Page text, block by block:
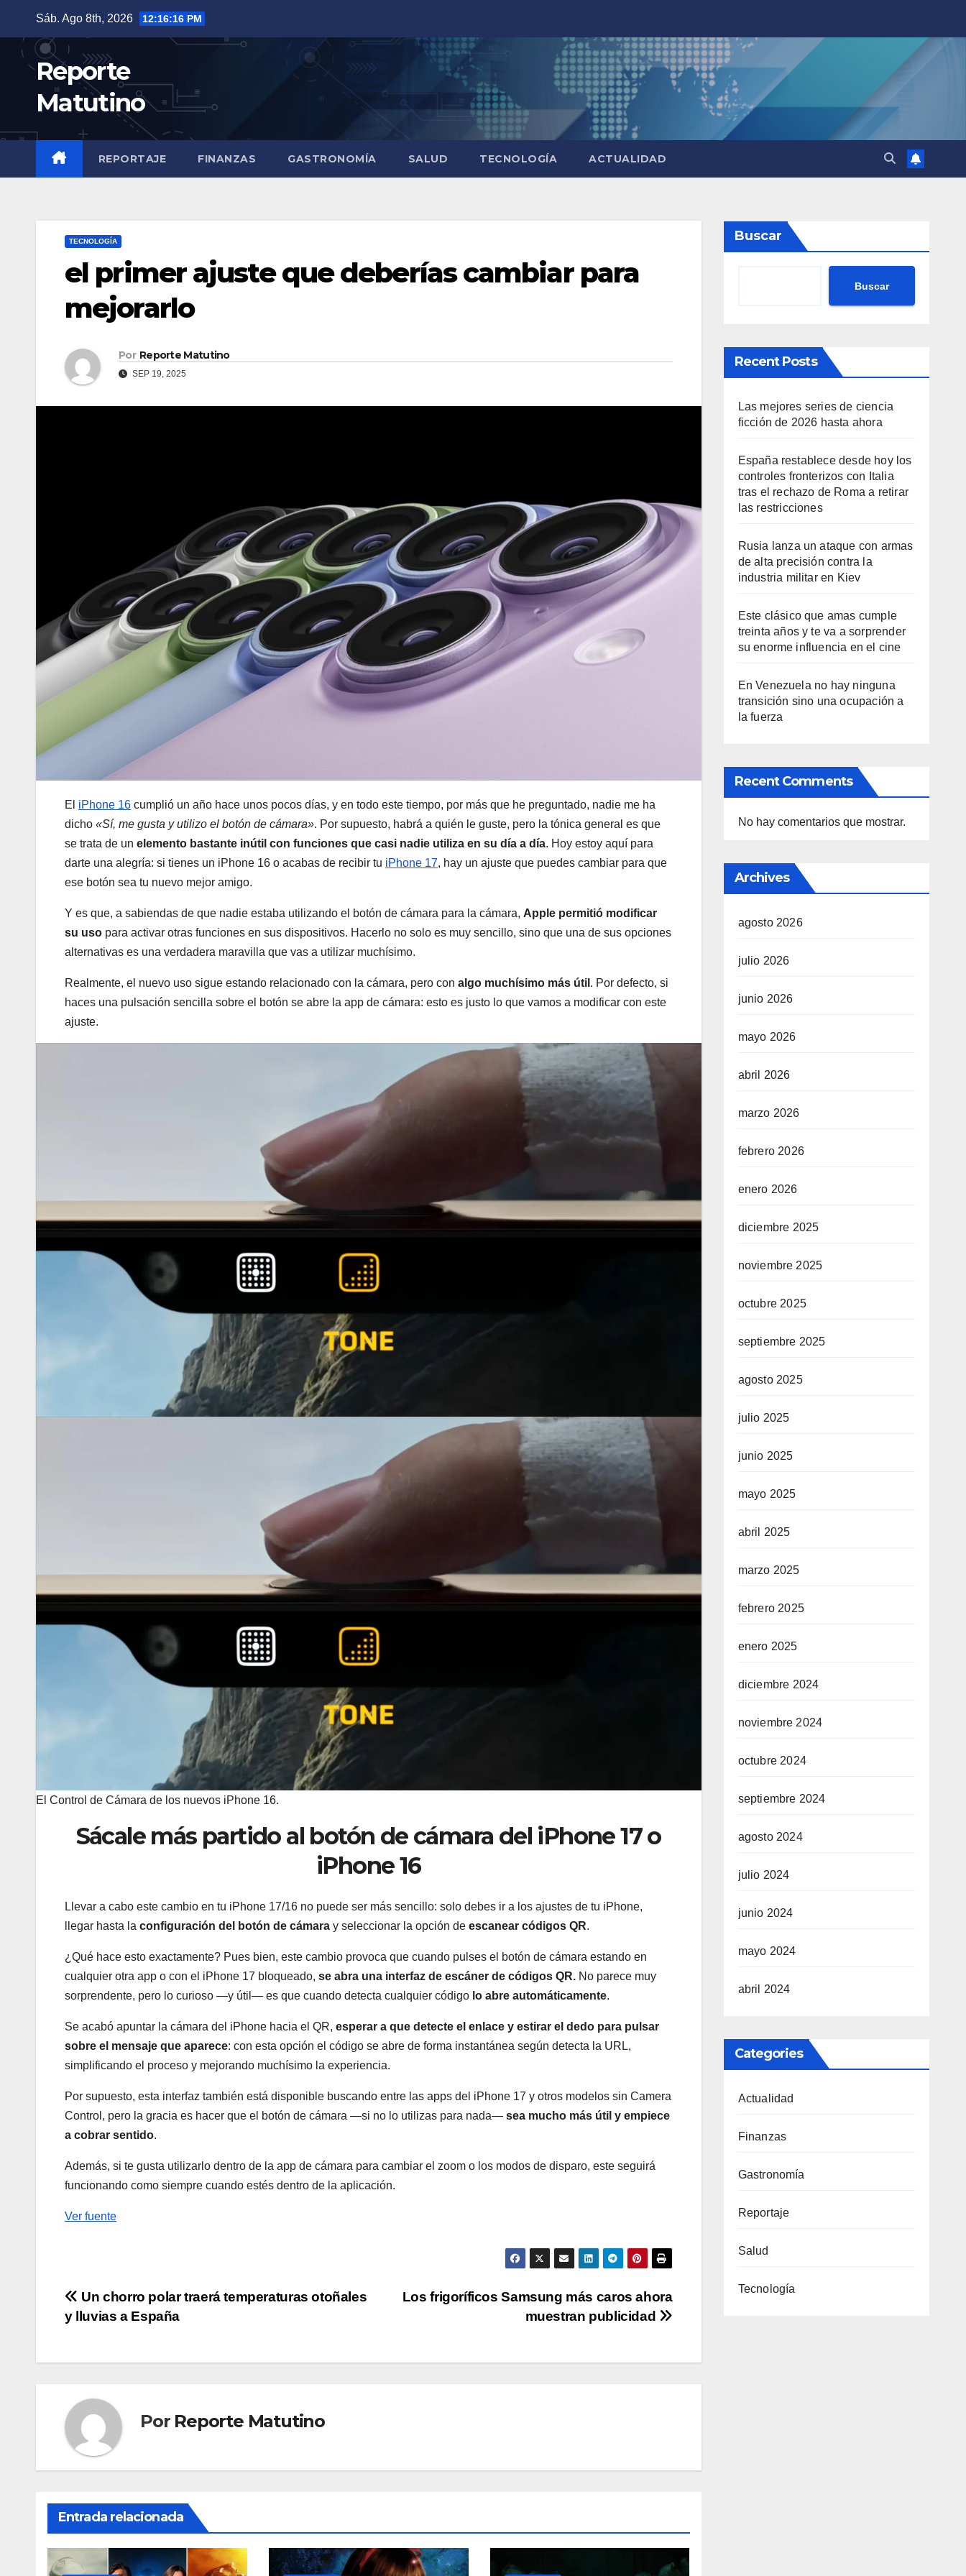
contenido
Sáb. Ago 8th, 2026 12:16:17 PM
Reporte
Matutino
REPORTAJE FINANZAS GASTRONOMÍA SALUD TECNOLOGÍA ACTUALIDAD
TECNOLOGÍA
el primer ajuste que deberías cambiar para
mejorarlo
Por Reporte Matutino
SEP 19, 2025
El iPhone 16 cumplió un año hace unos pocos días, y en todo este tiempo, por más que he preguntado, nadie me ha
dicho «Sí, me gusta y utilizo el botón de cámara». Por supuesto, habrá a quién le guste, pero la tónica general es que
se trata de un elemento bastante inútil con funciones que casi nadie utiliza en su día a día. Hoy estoy aquí para
darte una alegría: si tienes un iPhone 16 o acabas de recibir tu iPhone 17, hay un ajuste que puedes cambiar para que
ese botón sea tu nuevo mejor amigo.
Y es que, a sabiendas de que nadie estaba utilizando el botón de cámara para la cámara, Apple permitió modificar
su uso para activar otras funciones en sus dispositivos. Hacerlo no solo es muy sencillo, sino que una de sus opciones
alternativas es una verdadera maravilla que vas a utilizar muchísimo.
Realmente, el nuevo uso sigue estando relacionado con la cámara, pero con algo muchísimo más útil . Por defecto, si
haces una pulsación sencilla sobre el botón se abre la app de cámara: esto es justo lo que vamos a modificar con este
ajuste.
El Control de Cámara de los nuevos iPhone 16.
Sácale más partido al botón de cámara del iPhone 17 o
iPhone 16
Llevar a cabo este cambio en tu iPhone 17/16 no puede ser más sencillo: solo debes ir a los ajustes de tu iPhone,
llegar hasta la configuración del botón de cámara y seleccionar la opción de escanear códigos QR.
¿Qué hace esto exactamente? Pues bien, este cambio provoca que cuando pulses el botón de cámara estando en
cualquier otra app o con el iPhone 17 bloqueado, se abra una interfaz de escáner de códigos QR. No parece muy
sorprendente, pero lo curioso —y útil— es que cuando detecta cualquier código lo abre automáticamente.
Se acabó apuntar la cámara del iPhone hacia el QR, esperar a que detecte el enlace y estirar el dedo para pulsar
sobre el mensaje que aparece: con esta opción el código se abre de forma instantánea según detecta la URL,
simplificando el proceso y mejorando muchísimo la experiencia.
Por supuesto, esta interfaz también está disponible buscando entre las apps del iPhone 17 y otros modelos sin Camera
Control, pero la gracia es hacer que el botón de cámara —si no lo utilizas para nada— sea mucho más útil y empiece
a cobrar sentido.
Además, si te gusta utilizarlo dentro de la app de cámara para cambiar el zoom o los modos de disparo, este seguirá
funcionando como siempre cuando estés dentro de la aplicación.
Ver fuente
Navegación
de
entradas
Los frigoríficos Samsung más caros ahora
muestran publicidad
Un chorro polar traerá temperaturas otoñales
y lluvias a España
Por Reporte Matutino
Entrada relacionada
Buscar
Buscar
Recent Posts
Las mejores series de ciencia
ficción de 2026 hasta ahora
España restablece desde hoy los
controles fronterizos con Italia
tras el rechazo de Roma a retirar
las restricciones
Rusia lanza un ataque con armas
de alta precisión contra la
industria militar en Kiev
Este clásico que amas cumple
treinta años y te va a sorprender
su enorme influencia en el cine
En Venezuela no hay ninguna
transición sino una ocupación a
la fuerza
Recent Comments
No hay comentarios que mostrar.
Archives
agosto 2026
julio 2026
junio 2026
mayo 2026
abril 2026
marzo 2026
febrero 2026
enero 2026
diciembre 2025
noviembre 2025
octubre 2025
septiembre 2025
agosto 2025
julio 2025
junio 2025
mayo 2025
abril 2025
marzo 2025
febrero 2025
enero 2025
diciembre 2024
noviembre 2024
octubre 2024
septiembre 2024
agosto 2024
julio 2024
junio 2024
mayo 2024
abril 2024
Categories
Actualidad
Finanzas
Gastronomía
Reportaje
Salud
Tecnología